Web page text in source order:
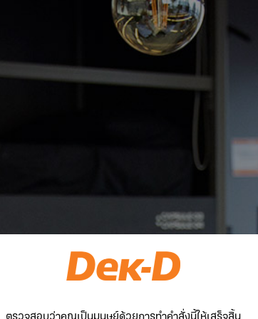
ตรวจสอบว่าคุณเป็นมนุษย์ด้วยการทำคำสั่งนี้ให้เสร็จสิ้น